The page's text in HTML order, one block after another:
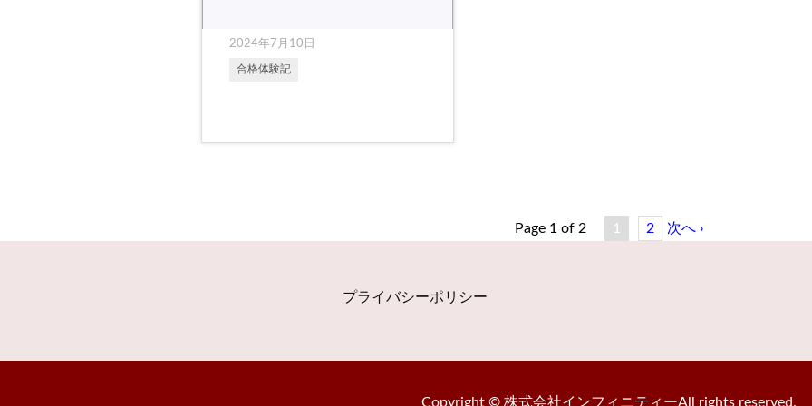
2024年7月10日
合格体験記
Page 1 of 2 1 2 次へ ›
プライバシーポリシー
Copyright © 株式会社インフィニティーAll rights reserved.